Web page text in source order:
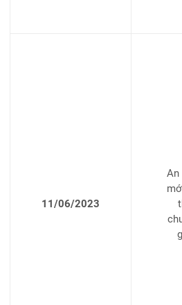
11/06/2023
An